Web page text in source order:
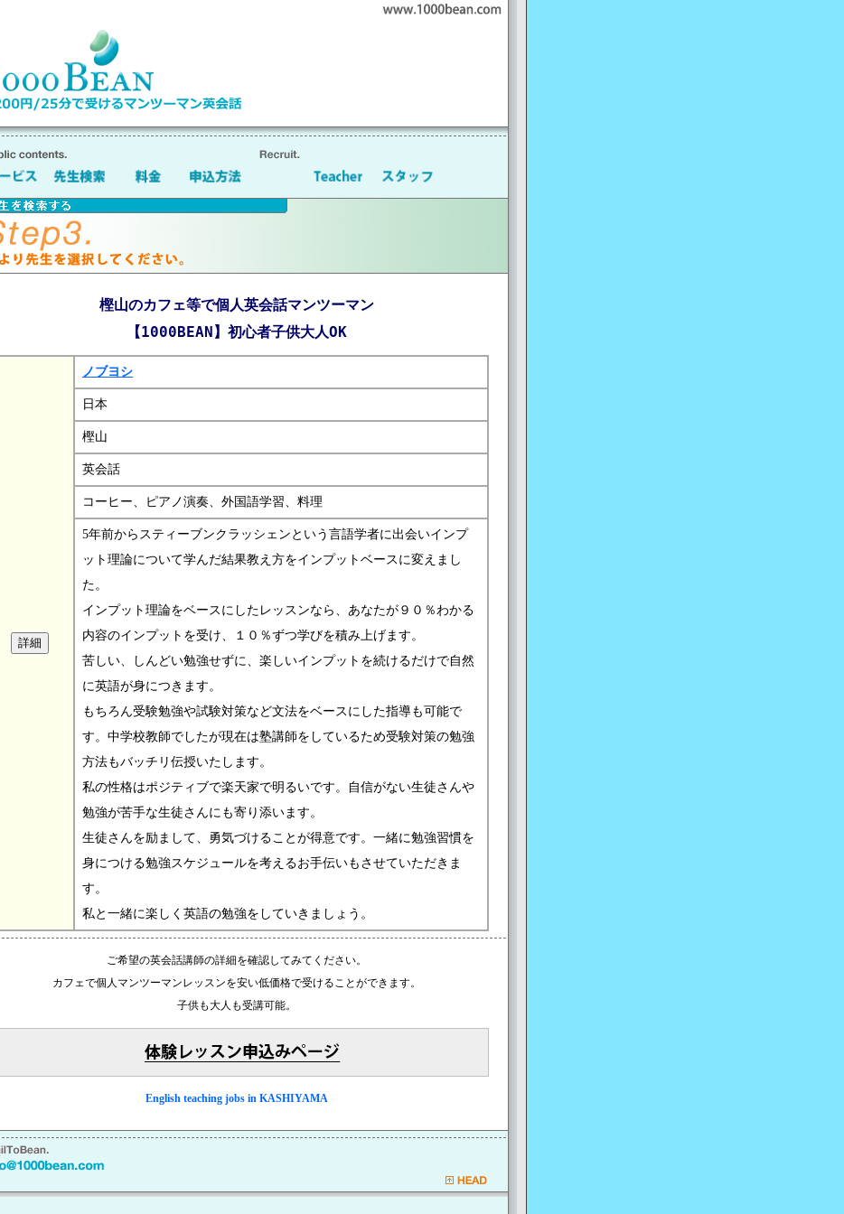
樫山のカフェ等で個人英会話マンツーマン
【1000BEAN】初心者子供大人OK
ノブヨシ
日本
樫山
英会話
コーヒー、ピアノ演奏、外国語学習、料理
5年前からスティーブンクラッシェンという言語学者に出会いインプ
ット理論について学んだ結果教え方をインプットベースに変えまし
た。
インプット理論をベースにしたレッスンなら、あなたが９０％わかる
内容のインプットを受け、１０％ずつ学びを積み上げます。
苦しい、しんどい勉強せずに、楽しいインプットを続けるだけで自然
に英語が身につきます。
もちろん受験勉強や試験対策など文法をベースにした指導も可能で
す。中学校教師でしたが現在は塾講師をしているため受験対策の勉強
方法もバッチリ伝授いたします。
私の性格はポジティブで楽天家で明るいです。自信がない生徒さんや
勉強が苦手な生徒さんにも寄り添います。
生徒さんを励まして、勇気づけることが得意です。一緒に勉強習慣を
身につける勉強スケジュールを考えるお手伝いもさせていただきま
す。
私と一緒に楽しく英語の勉強をしていきましょう。
ご希望の英会話講師の詳細を確認してみてください。
カフェで個人マンツーマンレッスンを安い低価格で受けることができます。
子供も大人も受講可能。
English teaching jobs in KASHIYAMA